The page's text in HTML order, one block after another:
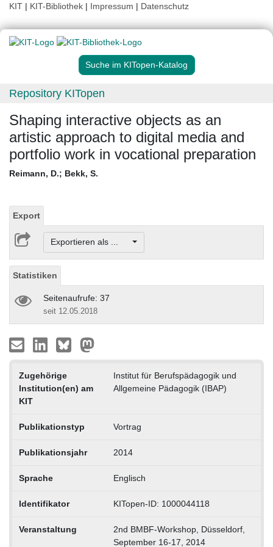
KIT | KIT-Bibliothek | Impressum | Datenschutz
Suche im KITopen-Katalog
Repository KITopen
Shaping interactive objects as an
artistic approach to digital media and
portfolio work in vocational preparation
Reimann, D.; Bekk, S.
Export
Exportieren als ...
Statistiken
Seitenaufrufe: 37
seit 12.05.2018
Zugehörige
Institution(en) am
KIT
Institut für Berufspädagogik und
Allgemeine Pädagogik (IBAP)
Publikationstyp Vortrag
Publikationsjahr 2014
Sprache Englisch
Identifikator KITopen-ID: 1000044118
Veranstaltung
2nd BMBF-Workshop, Düsseldorf,
September 16-17, 2014